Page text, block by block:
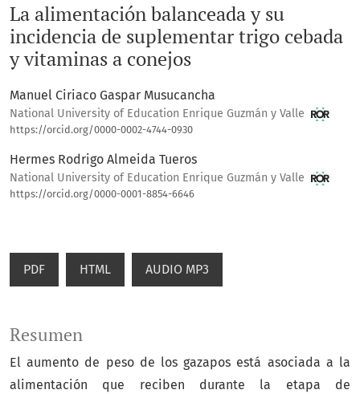
La alimentación balanceada y su
incidencia de suplementar trigo cebada
y vitaminas a conejos
Manuel Ciriaco Gaspar Musucancha
National University of Education Enrique Guzmán y Valle
https://orcid.org/0000-0002-4744-0930
Hermes Rodrigo Almeida Tueros
National University of Education Enrique Guzmán y Valle
https://orcid.org/0000-0001-8854-6646
PDF HTML AUDIO MP3
Resumen
El aumento de peso de los gazapos está asociada a la
alimentación que reciben durante la etapa de